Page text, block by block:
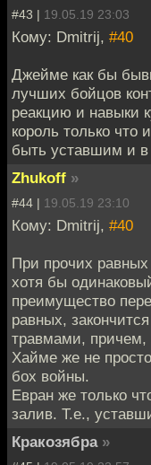
#43 | 19.05.19 23:03
Кому: Dmitrij, #40
Джейме как бы
лучших бойцов
реакцию и навыки
король только
быть уставшим и в
Zhukoff »
#44 | 19.05.19 23:10
Кому: Dmitrij, #40
При прочих
хотя бы
преимущество
равных,
травмами, причем,
Хайме же не
бох войны.
Евран же только
залив. Т.е.,
Кракозябра »